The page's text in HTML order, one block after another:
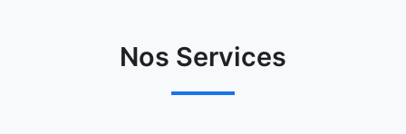
Nos Services